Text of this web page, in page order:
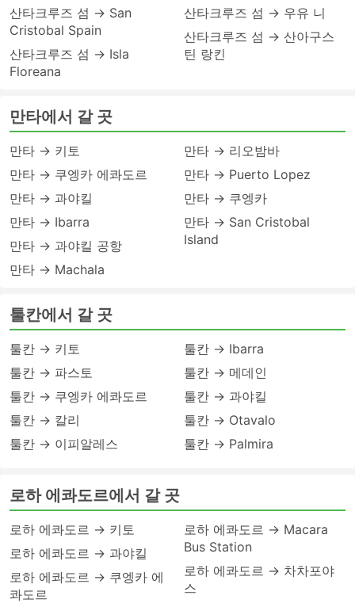
산타크루즈 섬 → San
Cristobal Spain
산타크루즈 섬 → Isla
Floreana
산타크루즈 섬 → 우유 니
산타크루즈 섬 → 산아구스
틴 랑킨
만타에서 갈 곳
만타 → 키토
만타 → 쿠엥카 에콰도르
만타 → 과야킬
만타 → Ibarra
만타 → 과야킬 공항
만타 → Machala
만타 → 리오밤바
만타 → Puerto Lopez
만타 → 쿠엥카
만타 → San Cristobal
Island
툴칸에서 갈 곳
툴칸 → 키토
툴칸 → 파스토
툴칸 → 쿠엥카 에콰도르
툴칸 → 칼리
툴칸 → 이피알레스
툴칸 → Ibarra
툴칸 → 메데인
툴칸 → 과야킬
툴칸 → Otavalo
툴칸 → Palmira
로하 에콰도르에서 갈 곳
로하 에콰도르 → 키토
로하 에콰도르 → 과야킬
로하 에콰도르 → 쿠엥카 에
콰도르
로하 에콰도르 → Macara
Bus Station
로하 에콰도르 → 차차포야
스